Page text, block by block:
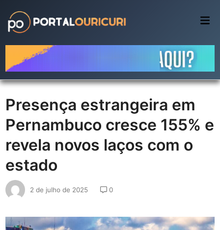
content
Presença estrangeira em
Pernambuco cresce 155% e
revela novos laços com o
estado
2 de julho de 2025 0